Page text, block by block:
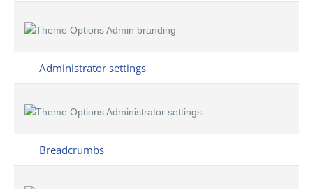
Administrator settings
Breadcrumbs